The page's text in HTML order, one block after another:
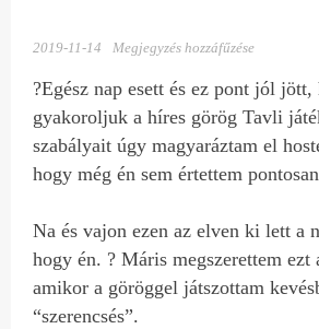
2019-11-14 Megjegyzés hozzáfűzése
?Egész nap esett és ez pont jól jött,
gyakoroljuk a híres görög Tavli
szabályait úgy magyaráztam el
hogy még én sem értettem
Na és vajon ezen az elven ki lett a
hogy én. ? Máris megszerettem ezt
amikor a göröggel játszottam
“szerencsés”.